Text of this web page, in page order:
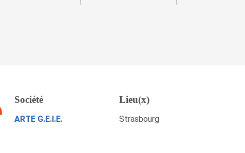
Strasbourg
POSTULEZ MAINTENANT
Société
ARTE G.E.I.E.
Lieu(x)
Strasbourg